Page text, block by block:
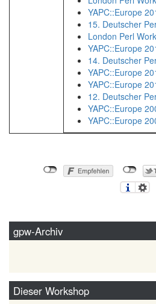
YAPC::Europe
15. Deutscher
London Perl
YAPC::Europe
14. Deutscher
YAPC::Europe
YAPC::Europe
12. Deutscher
YAPC::Europe
YAPC::Europe
gpw-Archiv
Dieser Workshop